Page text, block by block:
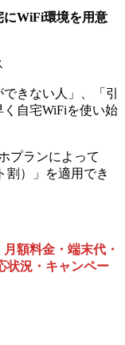
にWiFi環境を用意
きない人」、「引
自宅WiFiを使い始
プランによって
割）」を適用でき
月額料金・端末代・
状況・キャンペー